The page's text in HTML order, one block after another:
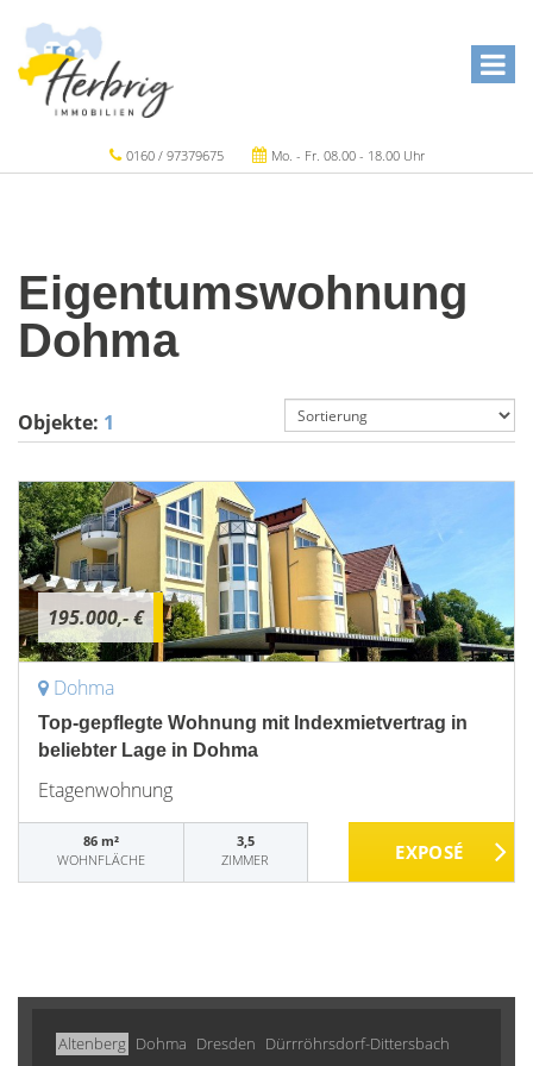
0160 / 97379675 Mo. - Fr. 08.00 - 18.00 Uhr
Eigentumswohnung
Dohma
Objekte: 1
195.000,- €
Dohma
Top-gepflegte Wohnung mit Indexmietvertrag in
beliebter Lage in Dohma
Etagenwohnung
86 m²
WOHNFLÄCHE
3,5
ZIMMER
Altenberg Dohma Dresden Dürrröhrsdorf-Dittersbach